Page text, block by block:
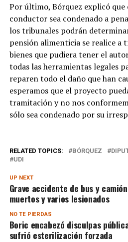
Por último, Bórquez explicó que
conductor sea condenado a
los tribunales podrán
pensión alimenticia se realice a
bienes que pudiera tener el
todas las herramientas legales
reparen todo el daño que han
esperamos que el proyecto
tramitación y no nos
sólo sea condenado por su
RELATED TOPICS: BÓRQUEZ
UDI
UP NEXT
Grave accidente de bus y
muertos y varios lesionados
NO TE PIERDAS
Boric encabezó disculpas
sufrió esterilización forzada